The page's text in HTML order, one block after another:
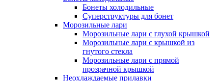
Бонеты холодильные
Суперструктуры для бонет
Морозильные лари
Морозильные лари с глухой крышкой
Морозильные лари с крышкой из
гнутого стекла
Морозильные лари с прямой
прозрачной крышкой
Неохлаждаемые прилавки